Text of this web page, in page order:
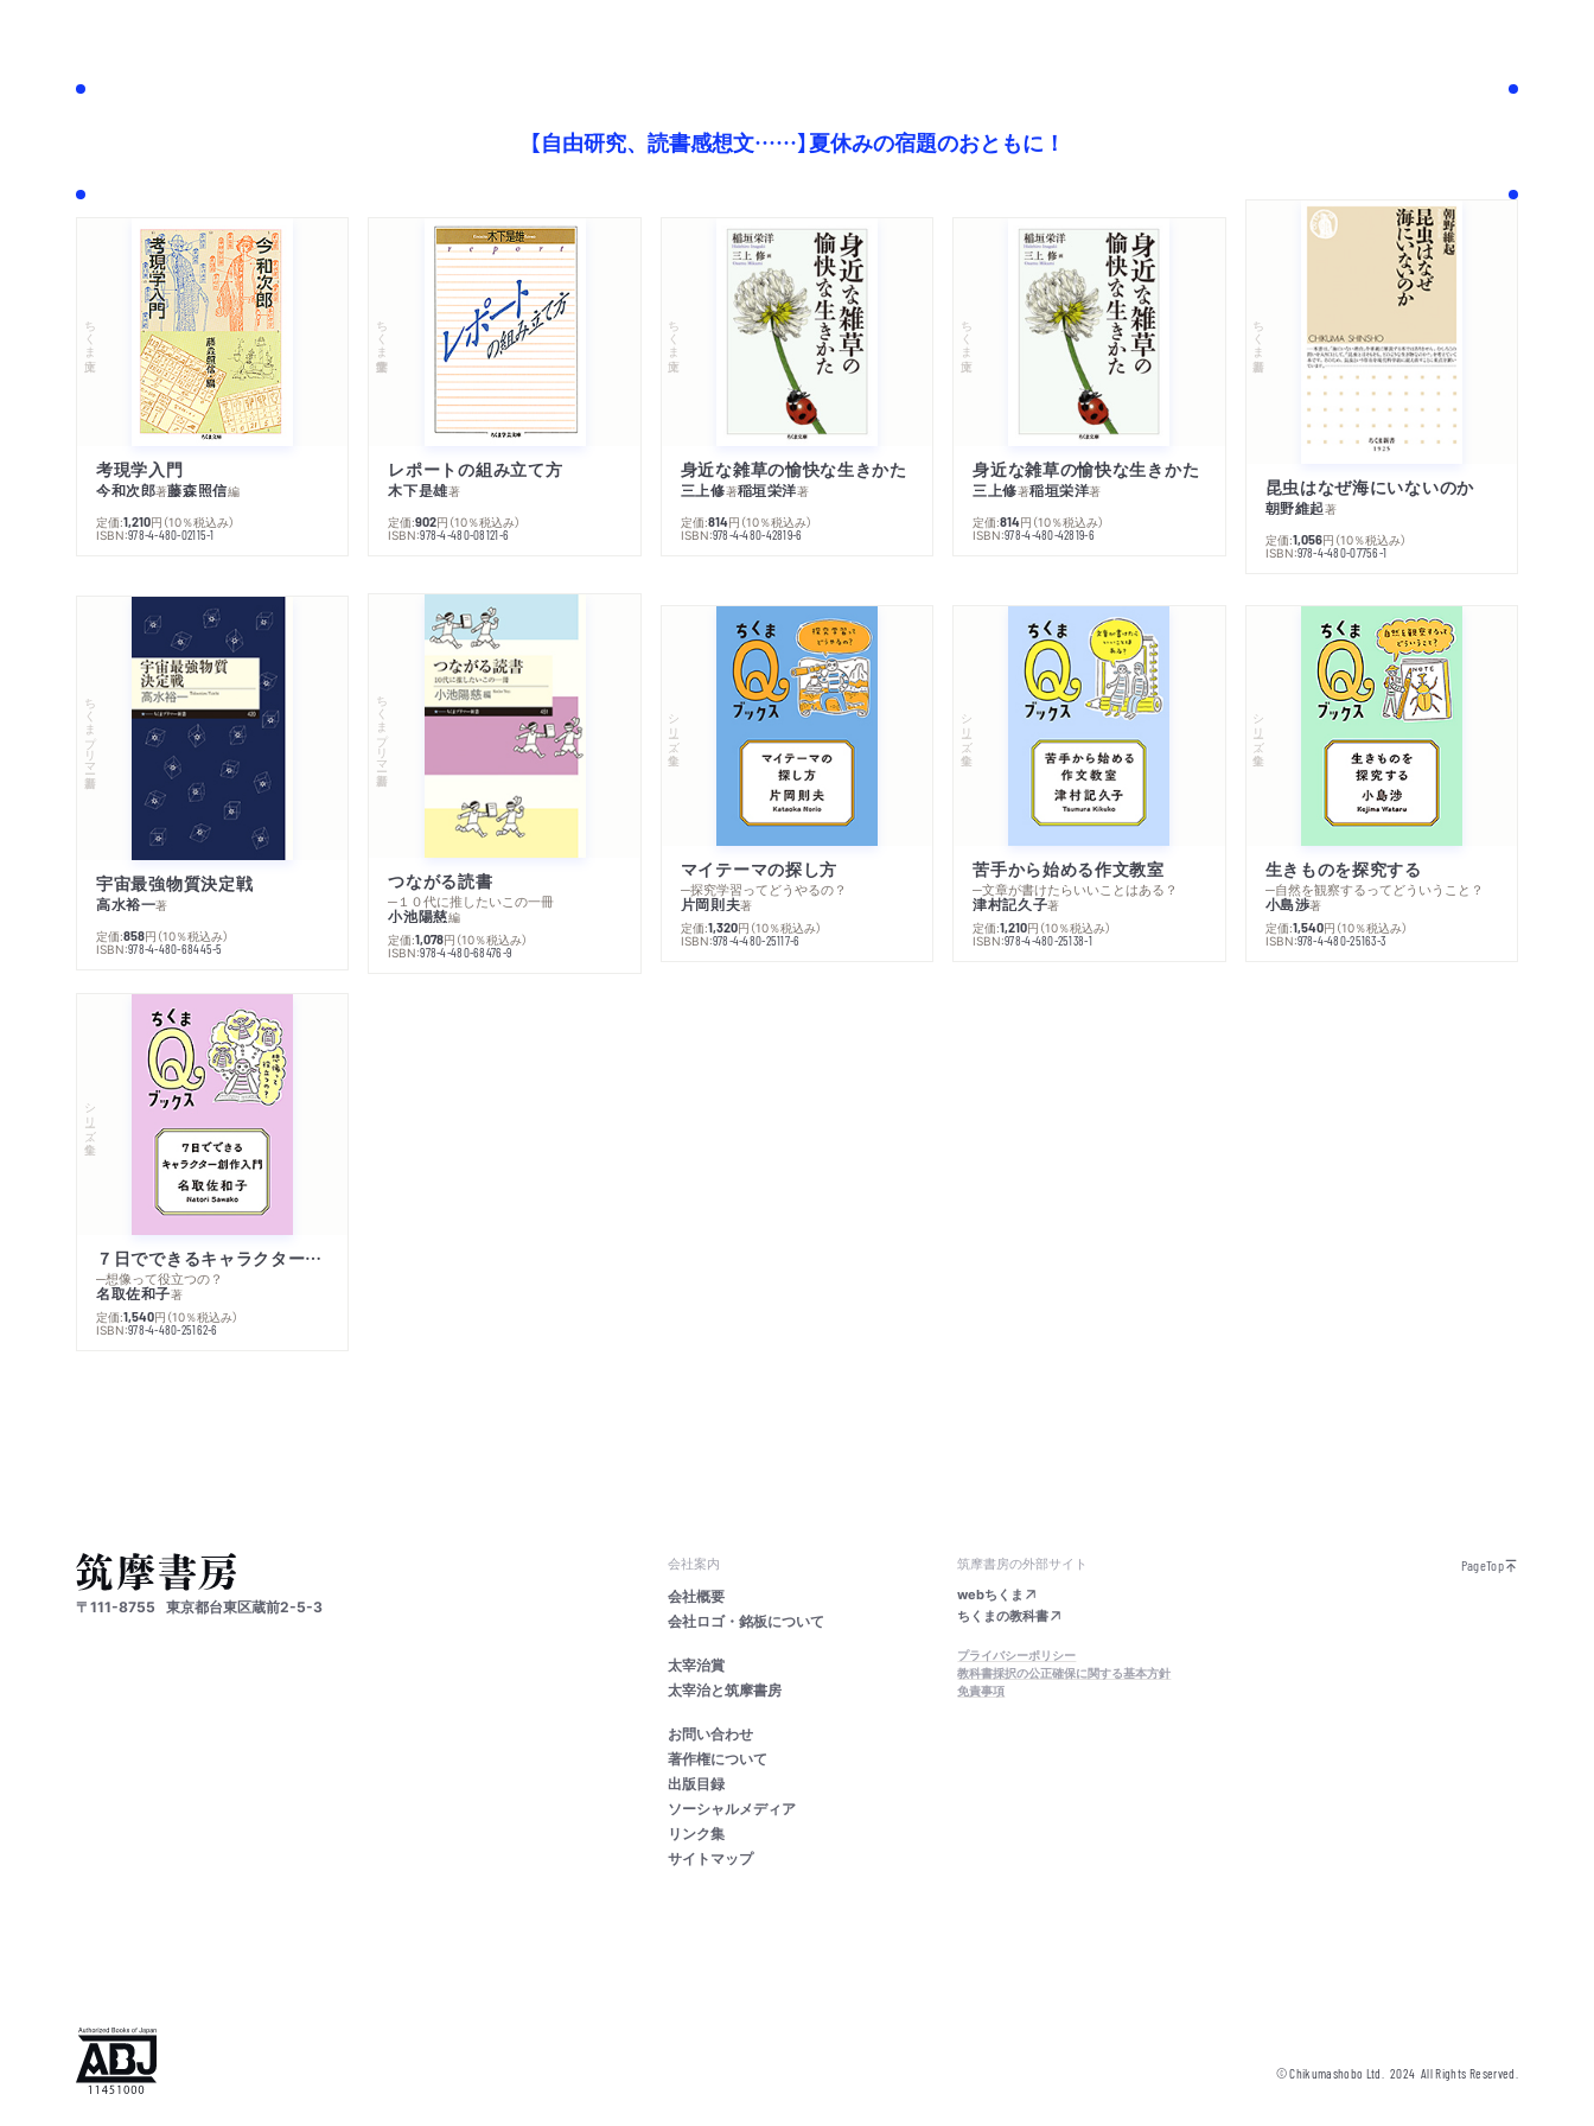
【自由研究、読書感想文……】夏休みの宿題のおともに！
ちくま文庫
考現学入門
今和次郎著藤森照信編
定価:1,210円 （10％税込み）
ISBN:978-4-480-02115-1
ちくま学芸文庫
レポートの組み立て方
木下是雄著
定価:902円 （10％税込み）
ISBN:978-4-480-08121-6
ちくま文庫
身近な雑草の愉快な生きかた
三上修著稲垣栄洋著
定価:814円 （10％税込み）
ISBN:978-4-480-42819-6
ちくま文庫
身近な雑草の愉快な生きかた
三上修著稲垣栄洋著
定価:814円 （10％税込み）
ISBN:978-4-480-42819-6
ちくま新書
昆虫はなぜ海にいないのか
朝野維起著
定価:1,056円 （10％税込み）
ISBN:978-4-480-07756-1
ちくまプリマー新書
宇宙最強物質決定戦
高水裕一著
定価:858円 （10％税込み）
ISBN:978-4-480-68445-5
ちくまプリマー新書
つながる読書
─１０代に推したいこの一冊
小池陽慈編
定価:1,078円 （10％税込み）
ISBN:978-4-480-68476-9
シリーズ・全集
マイテーマの探し方
─探究学習ってどうやるの？
片岡則夫著
定価:1,320円 （10％税込み）
ISBN:978-4-480-25117-6
シリーズ・全集
苦手から始める作文教室
─文章が書けたらいいことはある？
津村記久子著
定価:1,210円 （10％税込み）
ISBN:978-4-480-25138-1
シリーズ・全集
生きものを探究する
─自然を観察するってどういうこと？
小島渉著
定価:1,540円 （10％税込み）
ISBN:978-4-480-25163-3
シリーズ・全集
７日でできるキャラクター創作入門
─想像って役立つの？
名取佐和子著
定価:1,540円 （10％税込み）
ISBN:978-4-480-25162-6
〒111-8755 東京都台東区蔵前2-5-3
会社案内
会社概要
会社ロゴ・銘板について
太宰治賞
太宰治と筑摩書房
お問い合わせ
著作権について
出版目録
ソーシャルメディア
リンク集
サイトマップ
筑摩書房の外部サイト
webちくま
ちくまの教科書
プライバシーポリシー
教科書採択の公正確保に関する基本方針
免責事項
PageTop
© Chikumashobo Ltd. 2024 All Rights Reserved.